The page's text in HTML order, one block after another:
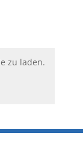
zu laden.